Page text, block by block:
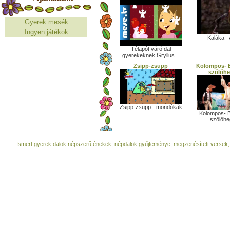
Gyerek mesék
Ingyen játékok
Télapót váró dal
gyerekeknek Gryllus...
Kaláka -
Zsipp-zsupp
Zsipp-zsupp - mondókák
Kolompos-
Kolompos-
Ismert gyerek dalok népszerű énekek, népdalok gyűjteménye, megzenésített